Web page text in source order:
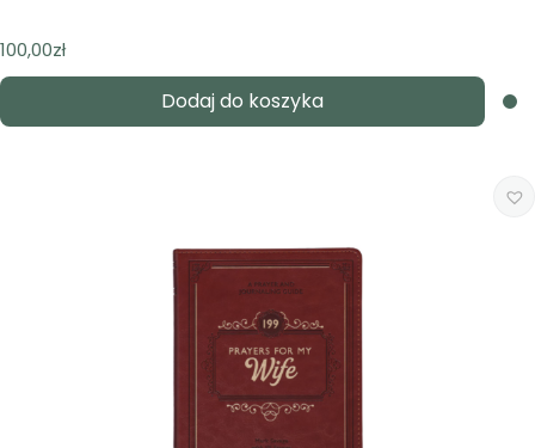
100,00zł
Dodaj do koszyka